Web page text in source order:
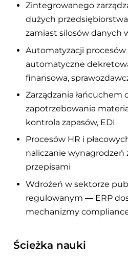
Zintegrowanego
dużych
zamiast silosów danych
Automatyzacji
automatyczne
finansowa,
Zarządzania
zapotrzebowania
kontrola zapasów, EDI
Procesów HR i
naliczanie wynagrodzeń
przepisami
Wdrożeń w sektorze
regulowanym — ERP
mechanizmy
Ścieżka nauki